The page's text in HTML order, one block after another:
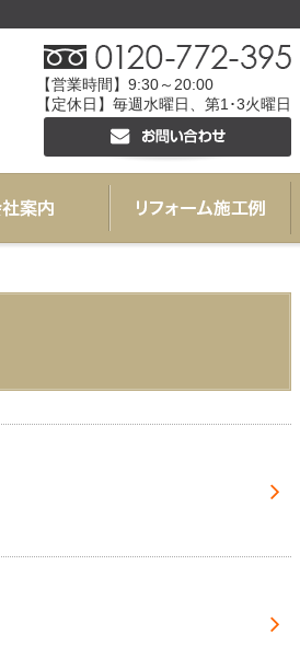
【営業時間】9:30～20:00
【定休日】毎週水曜日、第1･3火曜日